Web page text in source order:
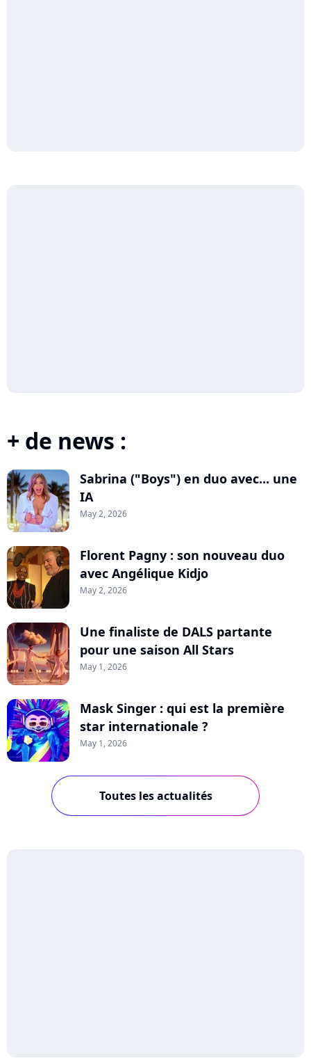
+ de news :
Sabrina ("Boys") en duo avec... une
IA
May 2, 2026
Florent Pagny : son nouveau duo
avec Angélique Kidjo
May 2, 2026
Une finaliste de DALS partante
pour une saison All Stars
May 1, 2026
Mask Singer : qui est la première
star internationale ?
May 1, 2026
Toutes les actualités